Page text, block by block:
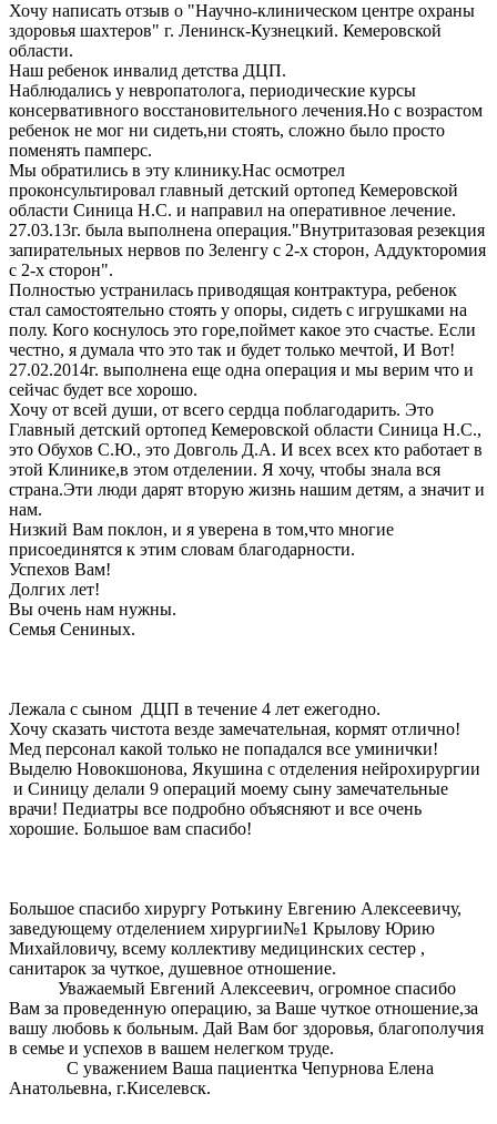
Хочу написать отзыв о "Научно-клиническом центре охраны
здоровья шахтеров" г. Ленинск-Кузнецкий. Кемеровской
области.
Наш ребенок инвалид детства ДЦП.
Наблюдались у невропатолога, периодические курсы
консервативного восстановительного лечения.Но с возрастом
ребенок не мог ни сидеть,ни стоять, сложно было просто
поменять памперс.
Мы обратились в эту клинику.Нас осмотрел
проконсультировал главный детский ортопед Кемеровской
области Синица Н.С. и направил на оперативное лечение.
27.03.13г. была выполнена операция."Внутритазовая резекция
запирательных нервов по Зеленгу с 2-х сторон, Аддукторомия
с 2-х сторон".
Полностью устранилась приводящая контрактура, ребенок
стал самостоятельно стоять у опоры, сидеть с игрушками на
полу. Кого коснулось это горе,поймет какое это счастье. Если
честно, я думала что это так и будет только мечтой, И Вот!
27.02.2014г. выполнена еще одна операция и мы верим что и
сейчас будет все хорошо.
Хочу от всей души, от всего сердца поблагодарить. Это
Главный детский ортопед Кемеровской области Синица Н.С.,
это Обухов С.Ю., это Довголь Д.А. И всех всех кто работает в
этой Клинике,в этом отделении. Я хочу, чтобы знала вся
страна.Эти люди дарят вторую жизнь нашим детям, а значит и
нам.
Низкий Вам поклон, и я уверена в том,что многие
присоединятся к этим словам благодарности.
Успехов Вам!
Долгих лет!
Вы очень нам нужны.
Семья Сениных.
Лежала с сыном ДЦП в течение 4 лет ежегодно.
Хочу сказать чистота везде замечательная, кормят отлично!
Мед персонал какой только не попадался все уминички!
Выделю Новокшонова, Якушина с отделения нейрохирургии
и Синицу делали 9 операций моему сыну замечательные
врачи! Педиатры все подробно объясняют и все очень
хорошие. Большое вам спасибо!
Большое спасибо хирургу Ротькину Евгению Алексеевичу,
заведующему отделением хирургии№1 Крылову Юрию
Михайловичу, всему коллективу медицинских сестер ,
санитарок за чуткое, душевное отношение.
Уважаемый Евгений Алексеевич, огромное спасибо
Вам за проведенную операцию, за Ваше чуткое отношение,за
вашу любовь к больным. Дай Вам бог здоровья, благополучия
в семье и успехов в вашем нелегком труде.
С уважением Ваша пациентка Чепурнова Елена
Анатольевна, г.Киселевск.